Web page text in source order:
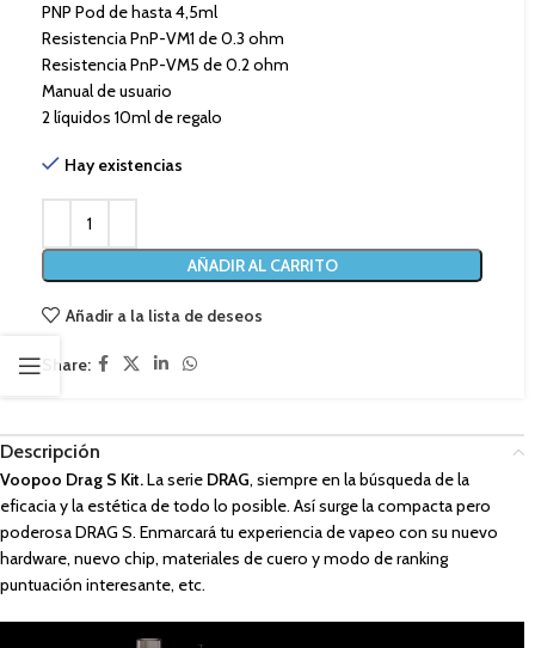
PNP Pod de hasta 4,5ml
Resistencia PnP-VM1 de 0.3 ohm
Resistencia PnP-VM5 de 0.2 ohm
Manual de usuario
2 líquidos 10ml de regalo
Hay existencias
AÑADIR AL CARRITO
Añadir a la lista de deseos
Share:
Descripción
Voopoo Drag S Kit.La serie DRAG, siempre en la búsqueda de la
eficacia y la estética de todo lo posible. Así surge la compacta pero
poderosa DRAG S. Enmarcará tu experiencia de vapeo con su nuevo
hardware, nuevo chip, materiales de cuero y modo de ranking
puntuación interesante, etc.